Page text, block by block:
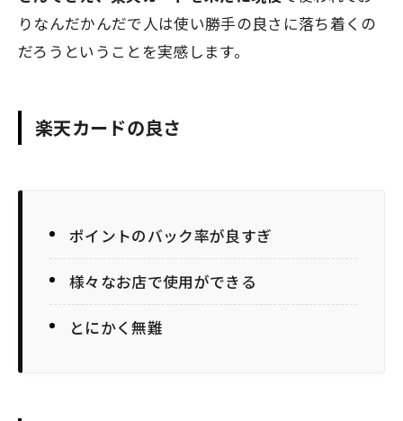
りなんだかんだで人は使い勝手の良さに落ち着くの
だろうということを実感します。
楽天カードの良さ
ポイントのバック率が良すぎ
様々なお店で使用ができる
とにかく無難